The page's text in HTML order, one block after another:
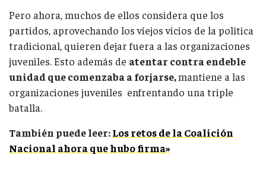
Pero ahora, muchos de ellos considera que los
partidos, aprovechando los viejos vicios de la política
tradicional, quieren dejar fuera a las organizaciones
juveniles. Esto además de atentar contra endeble
unidad que comenzaba a forjarse,mantiene a las
organizaciones juveniles enfrentando una triple
batalla.
También puede leer:Los retos de la Coalición
Nacional ahora que hubo firma»